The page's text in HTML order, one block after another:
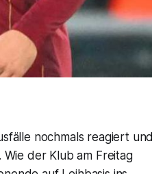
nochmals reagiert und
der Klub am Freitag